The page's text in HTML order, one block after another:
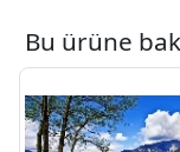
Bu ürüne